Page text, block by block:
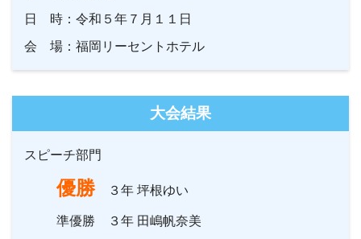
日 時：令和５年７月１１日
会 場：福岡リーセントホテル
大会結果
スピーチ部門
優勝３年 坪根ゆい
準優勝 ３年 田嶋帆奈美